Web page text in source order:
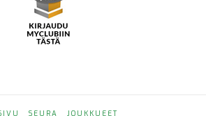
SEURA JOUKKUEET